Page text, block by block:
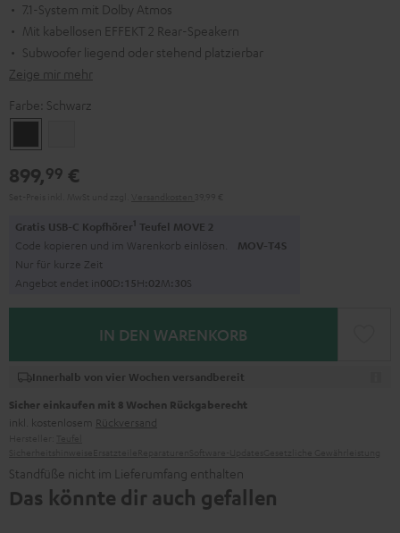
7.1-System mit Dolby Atmos
Mit kabellosen EFFEKT 2 Rear-Speakern
Subwoofer liegend oder stehend platzierbar
Zeige mir mehr
Farbe: Schwarz
899,99 €
Gratis USB-C Kopfhörer1 Teufel MOVE 2
Code kopieren und im Warenkorb einlösen. MOV-T4S
Nur für kurze Zeit
Angebot endet in00D:1 5H:02M: 28S
IN DEN WARENKORB
Innerhalb von vier Wochen versandbereit
Sicher einkaufen mit 8 Wochen Rückgaberecht
inkl. kostenlosem Rückversand
Standfüße nicht im Lieferumfang enthalten
Das könnte dir auch gefallen